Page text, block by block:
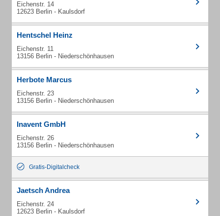
Eichenstr. 14
12623 Berlin - Kaulsdorf
Hentschel Heinz
Eichenstr. 11
13156 Berlin - Niederschönhausen
Herbote Marcus
Eichenstr. 23
13156 Berlin - Niederschönhausen
Inavent GmbH
Eichenstr. 26
13156 Berlin - Niederschönhausen
Gratis-Digitalcheck
Jaetsch Andrea
Eichenstr. 24
12623 Berlin - Kaulsdorf